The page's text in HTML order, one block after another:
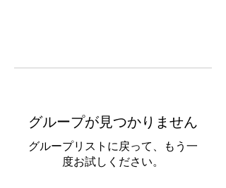
グループが見つかりません
グループリストに戻って、もう一
度お試しください。